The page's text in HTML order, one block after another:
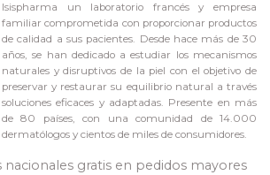
Isispharma un laboratorio francés y empresa
familiar comprometida con proporcionar productos
de calidad a sus pacientes. Desde hace más de 30
años, se han dedicado a estudiar los mecanismos
naturales y disruptivos de la piel con el objetivo de
preservar y restaurar su equilibrio natural a través
soluciones eficaces y adaptadas. Presente en más
de 80 países, con una comunidad de 14.000
dermatólogos y cientos de miles de consumidores.
nacionales gratis en pedidos mayores